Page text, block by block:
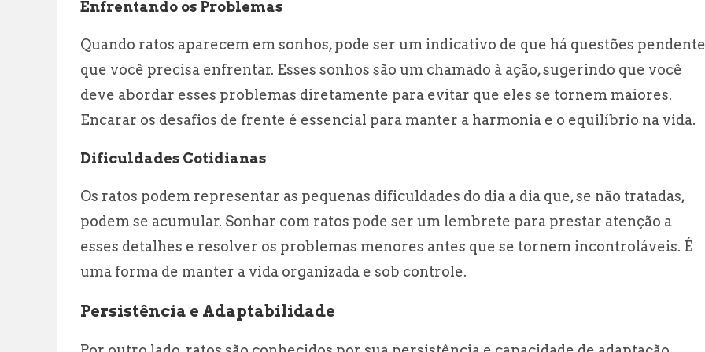
Enfrentando os Problemas
Quando ratos aparecem em sonhos, pode ser um indicativo de que há questões
que você precisa enfrentar. Esses sonhos são um chamado à ação, sugerindo que você
deve abordar esses problemas diretamente para evitar que eles se tornem maiores.
Encarar os desafios de frente é essencial para manter a harmonia e o equilíbrio na vida.
Dificuldades Cotidianas
Os ratos podem representar as pequenas dificuldades do dia a dia que, se não tratadas,
podem se acumular. Sonhar com ratos pode ser um lembrete para prestar atenção a
esses detalhes e resolver os problemas menores antes que se tornem incontroláveis. É
uma forma de manter a vida organizada e sob controle.
Persistência e Adaptabilidade